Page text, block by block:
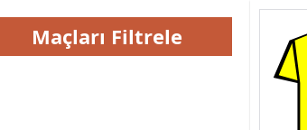
Maçları Filtrele